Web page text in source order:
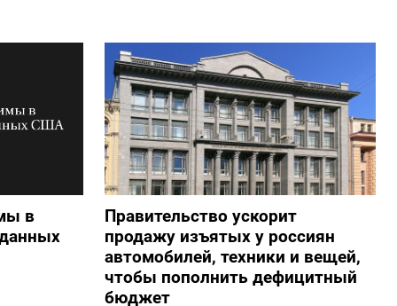
в
Правительство ускорит
продажу изъятых у россиян
автомобилей, техники и вещей,
чтобы пополнить дефицитный
бюджет